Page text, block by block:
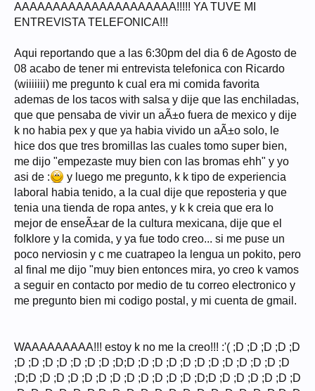
AAAAAAAAAAAAAAAAAAAAA!!!!! YA TUVE MI
ENTREVISTA TELEFONICA!!!
Aqui reportando que a las 6:30pm del dia 6 de Agosto de
08 acabo de tener mi entrevista telefonica con Ricardo
(wiiiiiii) me pregunto k cual era mi comida favorita
ademas de los tacos with salsa y dije que las enchiladas,
que que pensaba de vivir un aÃ±o fuera de mexico y dije
k no habia pex y que ya habia vivido un aÃ±o solo, le
hice dos que tres bromillas las cuales tomo super bien,
me dijo "empezaste muy bien con las bromas ehh" y yo
asi de :
y luego me pregunto, k k tipo de experiencia
laboral habia tenido, a la cual dije que reposteria y que
tenia una tienda de ropa antes, y k k creia que era lo
mejor de enseÃ±ar de la cultura mexicana, dije que el
folklore y la comida, y ya fue todo creo... si me puse un
poco nerviosin y c me cuatrapeo la lengua un pokito, pero
al final me dijo "muy bien entonces mira, yo creo k vamos
a seguir en contacto por medio de tu correo electronico y
me pregunto bien mi codigo postal, y mi cuenta de gmail.
WAAAAAAAAA!!! estoy k no me la creo!!! :'( ;D ;D ;D ;D ;D
;D ;D ;D ;D ;D ;D ;D ;D;D ;D ;D ;D ;D ;D ;D ;D ;D ;D ;D ;D
;D;D ;D ;D ;D ;D ;D ;D ;D ;D ;D ;D ;D ;D;D ;D ;D ;D ;D ;D ;D